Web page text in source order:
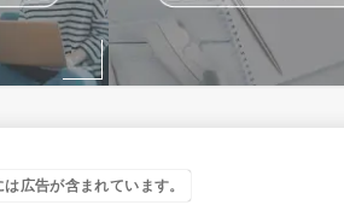
広告が含まれています。